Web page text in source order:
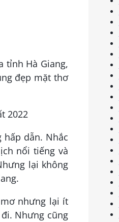
tỉnh Hà Giang,
đẹp mặt thơ
dẫn. Nhắc
nổi tiếng và
lại không
nhưng lại ít
Nhưng cũng